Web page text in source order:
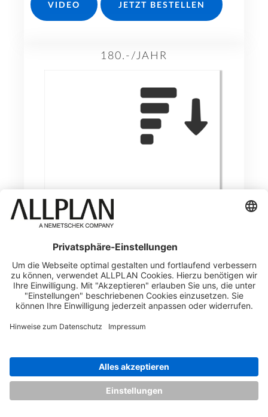
VIDEO JETZT BESTELLEN
180.-/JAHR
Funktionen im Überblick:
Visualisieren von Attributen im 3D-Modell
Freie Formel als Klassifizierungsregel
werden